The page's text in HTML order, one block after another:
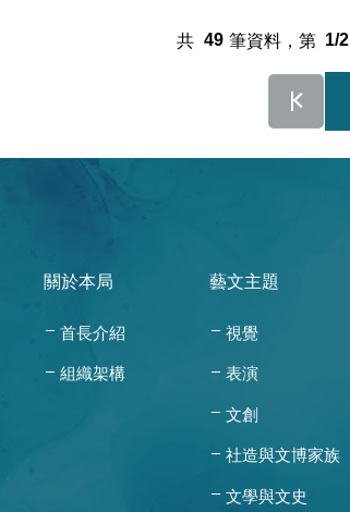
共 49 筆資料，第 1/2
關於本局
首長介紹
組織架構
藝文主題
視覺
表演
文創
社造與文博家族
文學與文史